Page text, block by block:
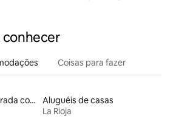
conhecer
Coisas para fazer
Locações por temporada com piscina
Aluguéis de casas
La Rioja